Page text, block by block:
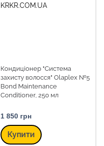
Кондиціонер "Система
захисту волосся" Olaplex №5
Bond Maintenance
Conditioner, 250 мл
1 850 грн
Купити